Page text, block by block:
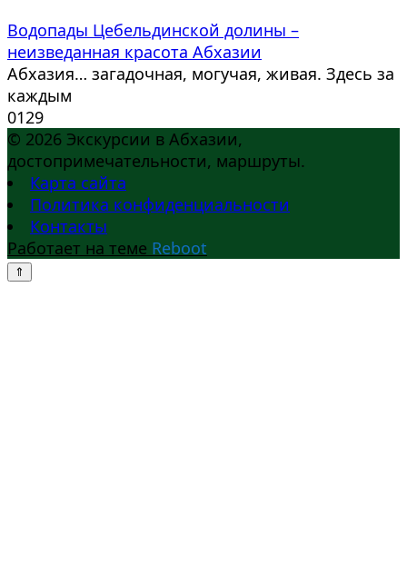
Водопады Цебельдинской долины –
неизведанная красота Абхазии
Абхазия… загадочная, могучая, живая. Здесь за
каждым
0129
© 2026 Экскурсии в Абхазии,
достопримечательности, маршруты.
Карта сайта
Политика конфиденциальности
Контакты
Работает на теме Reboot